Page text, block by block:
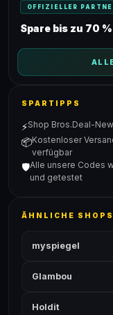
OFFIZIELLER
Spare bis zu 70 %
SPARTIPPS
⚡Shop Bros.Deal-
📦Kostenloser
verfügbar
🛡️Alle unsere Codes
und getestet
ÄHNLICHE SHOPS
myspiegel
Glambou
Holdit